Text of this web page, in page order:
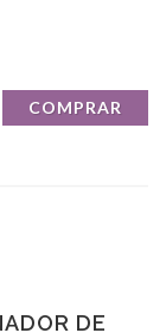
COMPRAR
DE